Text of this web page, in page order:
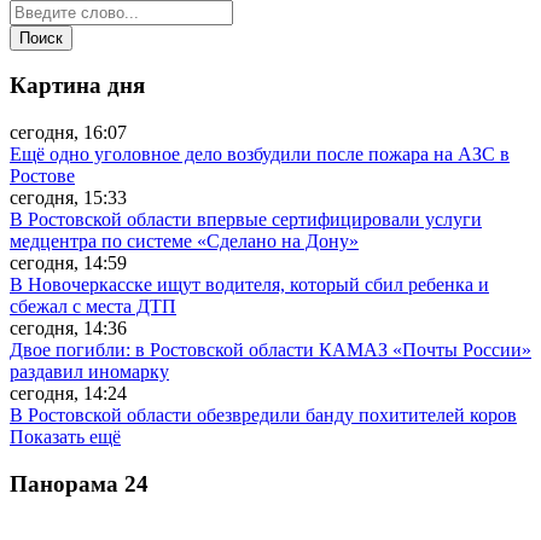
Картина дня
сегодня, 16:07
Ещё одно уголовное дело возбудили после пожара на АЗС в
Ростове
сегодня, 15:33
В Ростовской области впервые сертифицировали услуги
медцентра по системе «Сделано на Дону»
сегодня, 14:59
В Новочеркасске ищут водителя, который сбил ребенка и
сбежал с места ДТП
сегодня, 14:36
Двое погибли: в Ростовской области КАМАЗ «Почты России»
раздавил иномарку
сегодня, 14:24
В Ростовской области обезвредили банду похитителей коров
Показать ещё
Панорама 24